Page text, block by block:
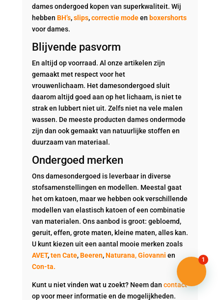
dames ondergoed kopen van superkwaliteit. Wij
hebben BH’s,slips,correctie modeen boxershorts
voor dames.
Blijvende pasvorm
En altijd op voorraad. Al onze artikelen zijn
gemaakt met respect voor het
vrouwenlichaam. Het damesondergoed sluit
daarom altijd goed aan op het lichaam, is niet te
strak en lubbert niet uit. Zelfs niet na vele malen
wassen. De meeste producten dames ondermode
zijn dan ook gemaakt van natuurlijke stoffen en
duurzaam van materiaal.
Ondergoed merken
Ons damesondergoed is leverbaar in diverse
stofsamenstellingen en modellen. Meestal gaat
het om katoen, maar we hebben ook verschillende
modellen van elastisch katoen of een combinatie
van materialen. Ons aanbod is groot: gebloemd,
geruit, effen, grote maten, kleine maten, alles kan.
U kunt kiezen uit een aantal mooie merken zoals
AVET,ten Cate,Beeren,Naturana,Giovanni en
Con-ta.
Kunt u niet vinden wat u zoekt? Neem dan contact
op voor meer informatie en de mogelijkheden.
1